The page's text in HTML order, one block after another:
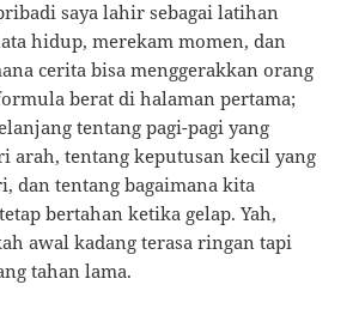
saya lahir sebagai latihan
hidup, merekam momen, dan
cerita bisa menggerakkan orang
berat di halaman pertama;
tentang pagi-pagi yang
arah, tentang keputusan kecil yang
dan tentang bagaimana kita
bertahan ketika gelap. Yah,
awal kadang terasa ringan tapi
tahan lama.